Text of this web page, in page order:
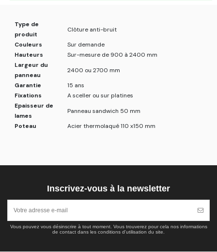
Type de
produit
Clôture anti-bruit
Couleurs
Sur demande
Hauteurs
Sur-mesure de 900 à 2400 mm
Largeur du
panneau
2400 ou 2700 mm
Garantie
15 ans
Fixations
A sceller ou sur platines
Epaisseur de
lames
Panneau sandwich 50 mm
Poteau
Acier thermolaqué 110 x150 mm
Inscrivez-vous à la newsletter
Vous pouvez vous désinscrire à tout moment. Vous trouverez pour cela nos informations
de contact dans les conditions d'utilisation du site.